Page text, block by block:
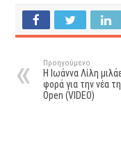
Προηγούμενο
Η Ιωάννα Λίλη
φορά για την νέα
Open (VIDEO)